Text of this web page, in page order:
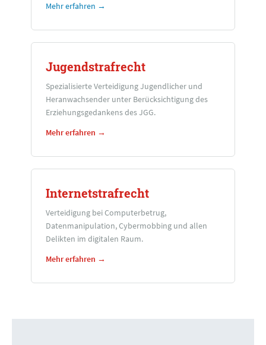
Mehr erfahren →
Jugendstrafrecht
Spezialisierte Verteidigung Jugendlicher und
Heranwachsender unter Berücksichtigung des
Erziehungsgedankens des JGG.
Mehr erfahren →
Internetstrafrecht
Verteidigung bei Computerbetrug,
Datenmanipulation, Cybermobbing und allen
Delikten im digitalen Raum.
Mehr erfahren →